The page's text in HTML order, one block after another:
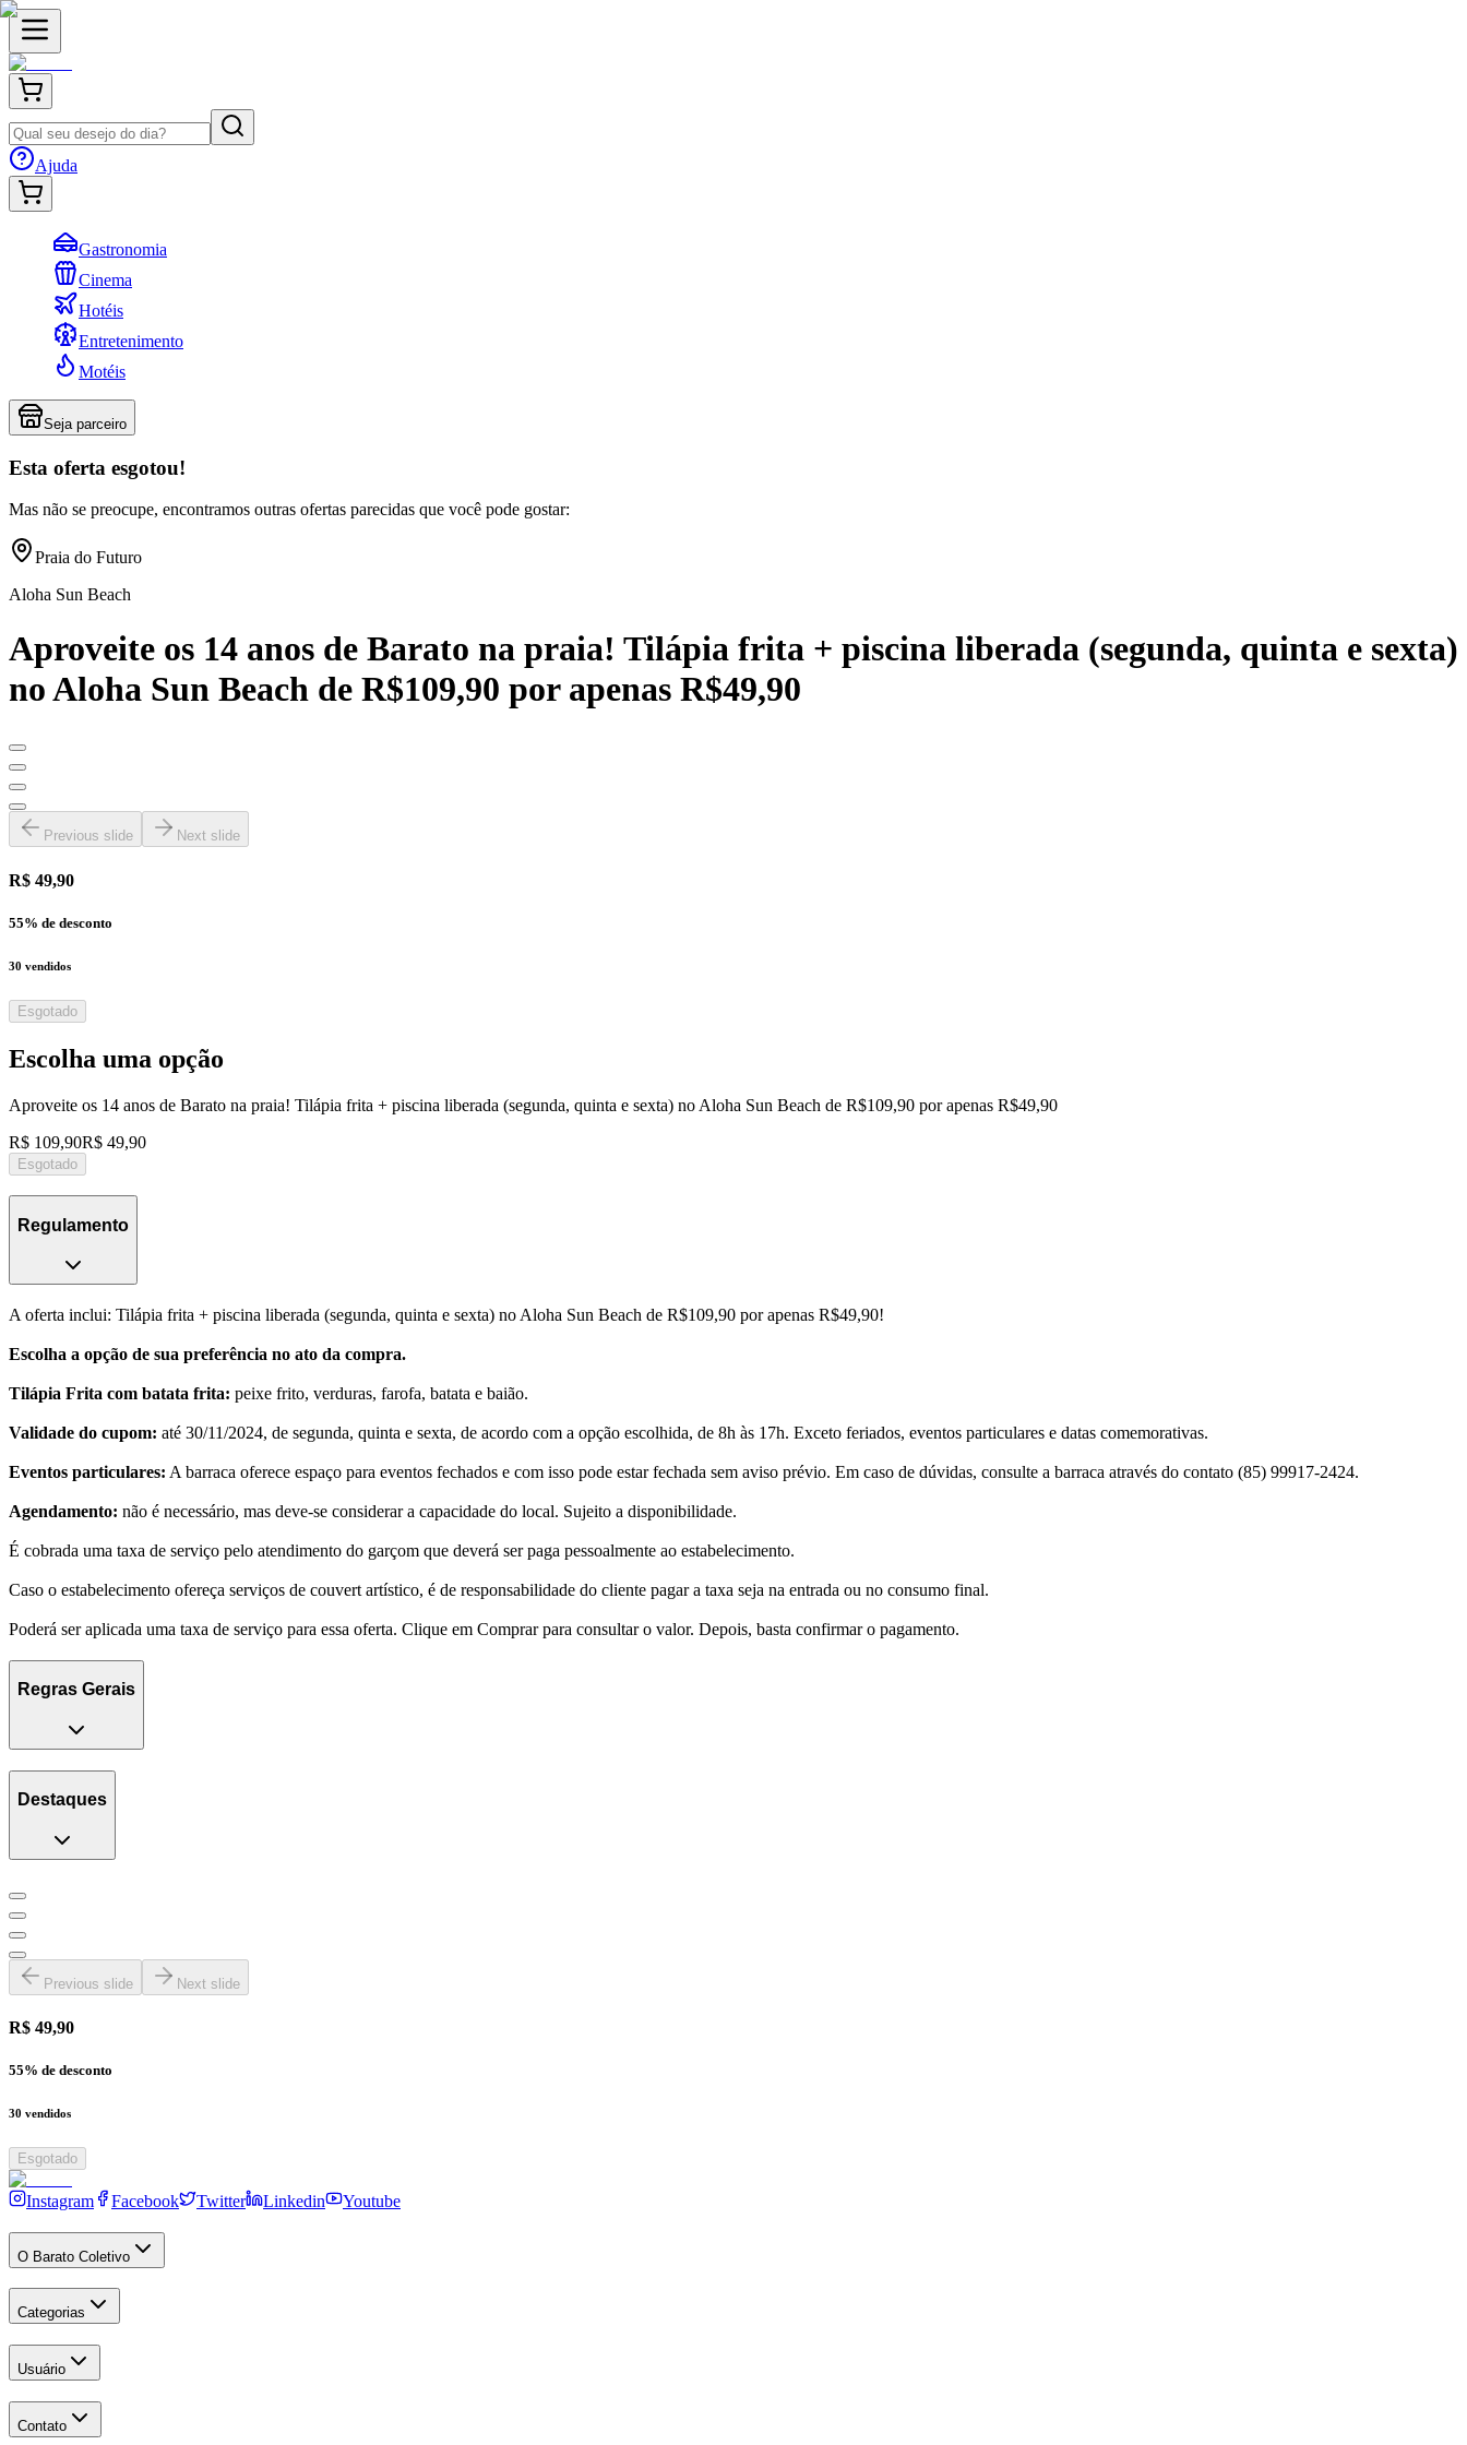
Ajuda
Gastronomia
Cinema
Hotéis
Entretenimento
Motéis
Seja parceiro
Esta oferta esgotou!
Mas não se preocupe, encontramos outras ofertas parecidas que você pode gostar:
Praia do Futuro
Aloha Sun Beach
Aproveite os 14 anos de Barato na praia! Tilápia frita + piscina liberada (segunda, quinta e sexta)
no Aloha Sun Beach de R$109,90 por apenas R$49,90
Previous slide Next slide
R$ 49,90
55% de desconto
30 vendidos
Esgotado
Escolha uma opção
Aproveite os 14 anos de Barato na praia! Tilápia frita + piscina liberada (segunda, quinta e sexta) no Aloha Sun Beach de R$109,90 por apenas R$49,90
R$ 109,90R$ 49,90
Esgotado
Regulamento
A oferta inclui: Tilápia frita + piscina liberada (segunda, quinta e sexta) no Aloha Sun Beach de R$109,90 por apenas R$49,90!
Escolha a opção de sua preferência no ato da compra.
Tilápia Frita com batata frita: peixe frito, verduras, farofa, batata e baião.
Validade do cupom: até 30/11/2024, de segunda, quinta e sexta, de acordo com a opção escolhida, de 8h às 17h. Exceto feriados, eventos particulares e datas comemorativas.
Eventos particulares: A barraca oferece espaço para eventos fechados e com isso pode estar fechada sem aviso prévio. Em caso de dúvidas, consulte a barraca através do contato (85) 99917-2424.
Agendamento: não é necessário, mas deve-se considerar a capacidade do local. Sujeito a disponibilidade.
É cobrada uma taxa de serviço pelo atendimento do garçom que deverá ser paga pessoalmente ao estabelecimento.
Caso o estabelecimento ofereça serviços de couvert artístico, é de responsabilidade do cliente pagar a taxa seja na entrada ou no consumo final.
Poderá ser aplicada uma taxa de serviço para essa oferta. Clique em Comprar para consultar o valor. Depois, basta confirmar o pagamento.
Regras Gerais
Destaques
Previous slide Next slide
R$ 49,90
55% de desconto
30 vendidos
Esgotado
Instagram Facebook Twitter Linkedin Youtube
O Barato Coletivo
Categorias
Usuário
Contato